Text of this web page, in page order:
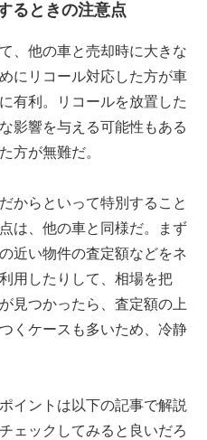
るときの注意点
、他の車と売却時に大きな
にリコール対応した方が車
有利。リコールを放置した
影響を与える可能性もある
方が無難だ。
からといって特別すること
は、他の車と同様だ。まず
近い物件の査定額などをネ
用したりして、相場を把
見つかったら、査定額の上
くケースも多いため、冷静
イントは以下の記事で解説
ェックしてみると良いだろ